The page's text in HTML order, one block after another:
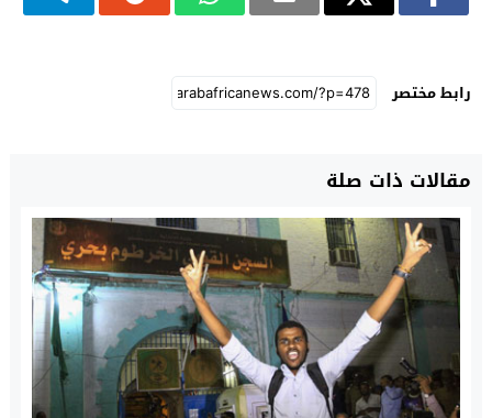
رابط مختصر
مقالات ذات صلة